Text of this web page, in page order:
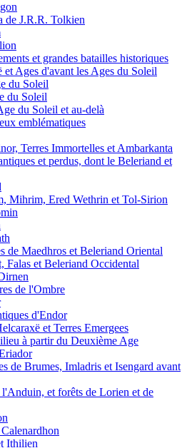
de J.R.R. Tolkien
et grandes batailles historiques
Ages d'avant les Ages du Soleil
du Soleil
du Soleil
du Soleil et au-delà
emblématiques
Terres Immortelles et Ambarkanta
et perdus, dont le Beleriand et
Mihrim, Ered Wethrin et Tol-Sirion
de Maedhros et Beleriand Oriental
Falas et Beleriand Occidental
de l'Ombre
d'Endor
et Terres Emergees
à partir du Deuxième Age
de Brumes, Imladris et Isengard avant
l'Anduin, et forêts de Lorien et de
Ithilien